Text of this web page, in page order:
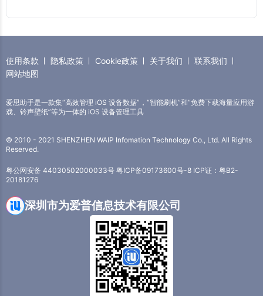
使用条款 隐私政策 Cookie政策 关于我们
联系我们
网站地图
爱思助手是一款集“高效管理 iOS 设备数据”，“智能刷机”和“免费下载海量应用游
戏、铃声壁纸”等为一体的 iOS 设备管理工具
© 2010 - 2021 SHENZHEN WAIP Infomation Technology Co., Ltd. All Rights
Reserved.
粤公网安备 44030502000033号 粤ICP备09173600号-8 ICP证：粤B2-
20181276
深圳市为爱普信息技术有限公司